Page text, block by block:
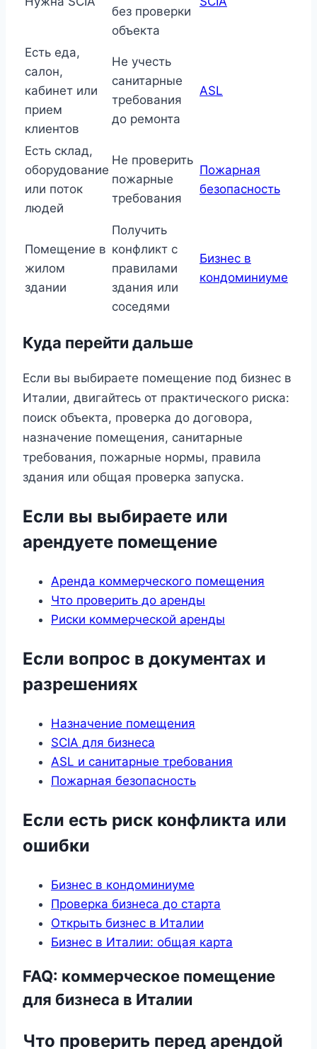
без проверки
объекта
Есть еда,
салон,
кабинет или
прием
клиентов
Не учесть
санитарные
требования
до ремонта
ASL
Есть склад,
оборудование
или поток
людей
Не проверить
пожарные
требования
Пожарная
безопасность
Помещение в
жилом
здании
Получить
конфликт с
правилами
здания или
соседями
Бизнес в
кондоминиуме
Куда перейти дальше
Если вы выбираете помещение под бизнес в
Италии, двигайтесь от практического риска:
поиск объекта, проверка до договора,
назначение помещения, санитарные
требования, пожарные нормы, правила
здания или общая проверка запуска.
Если вы выбираете или
арендуете помещение
Аренда коммерческого помещения
Что проверить до аренды
Риски коммерческой аренды
Если вопрос в документах и
разрешениях
Назначение помещения
SCIA для бизнеса
ASL и санитарные требования
Пожарная безопасность
Если есть риск конфликта или
ошибки
Бизнес в кондоминиуме
Проверка бизнеса до старта
Открыть бизнес в Италии
Бизнес в Италии: общая карта
FAQ: коммерческое помещение
для бизнеса в Италии
Что проверить перед арендой